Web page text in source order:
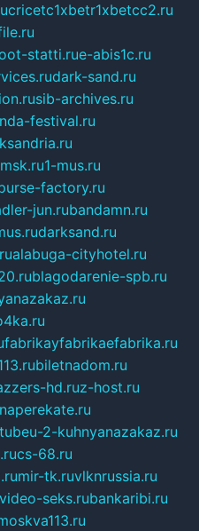
cricetc1xbetr1xbetcc2.ru
statti.rue-abis1c.ru
dark-sand.ru
sib-archives.ru
festival.ru
1-mus.ru
factory.ru
jun.rubandamn.ru
darksand.ru
alabuga-cityhotel.ru
blagodarenie-spb.ru
fabrikayfabrikaefabrika.ru
biletnadom.ru
hd.ruz-host.ru
naperekate.ru
2-kuhnyanazakaz.ru
cs-68.ru
mir-tk.ruvlknrussia.ru
video-seks.rubankaribi.ru